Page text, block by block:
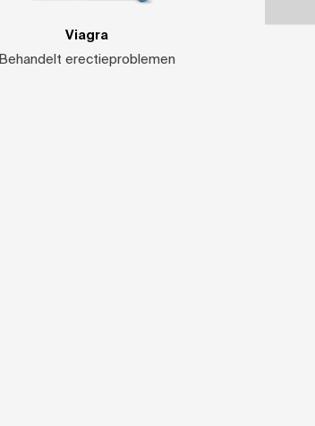
Viagra
Behandelt erectieproblemen